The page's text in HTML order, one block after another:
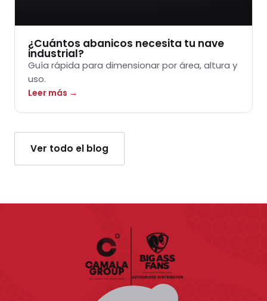
¿Cuántos abanicos necesita tu nave
industrial?
Guía rápida para dimensionar por área, altura y
uso.
Leer más →
Ver todo el blog